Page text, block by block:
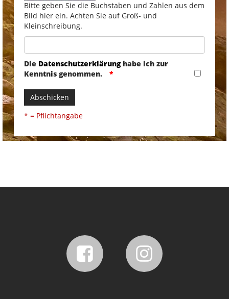
Bitte geben Sie die Buchstaben und Zahlen aus dem
Bild hier ein. Achten Sie auf Groß- und
Kleinschreibung.
Die Datenschutzerklärunghabe ich zur
Kenntnis genommen.
Abschicken
* = Pflichtangabe